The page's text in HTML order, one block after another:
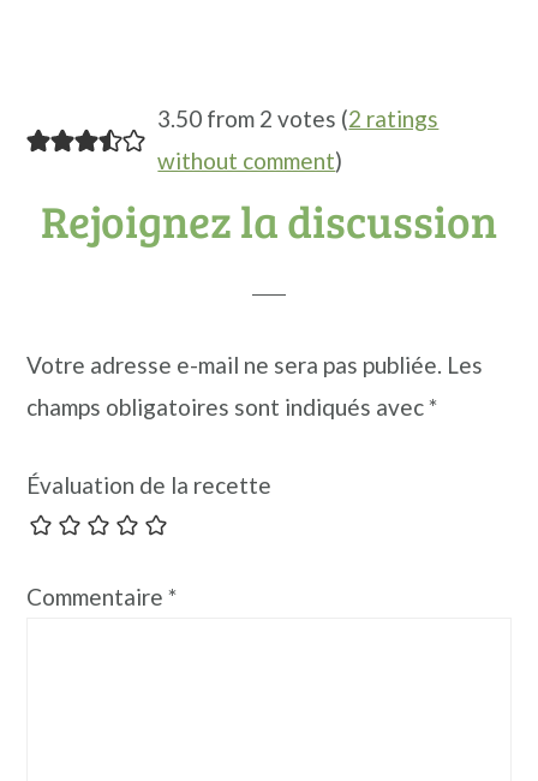
3.50 from 2 votes (2 ratings
without comment)
Rejoignez la discussion
Votre adresse e-mail ne sera pas publiée. Les
champs obligatoires sont indiqués avec*
Évaluation de la recette
Commentaire*